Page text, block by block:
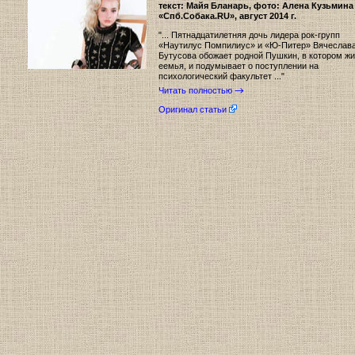
текст: Майя Бланарь, фото: Алена Кузьмина
«Спб.Собака.RU», август 2014 г.
"... Пятнадцатилетняя дочь лидера рок-групп
«Наутилус Помпилиус» и «Ю-Питер»
Бутусова обожает родной Пушкин, в котором
еемья, и подумывает о поступлении на
психологический факультет ..."
Читать полностью
Оригинал статьи